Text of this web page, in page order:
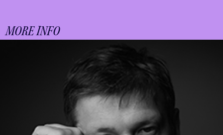
MORE INFO